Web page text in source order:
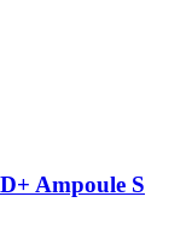
Ampoule S